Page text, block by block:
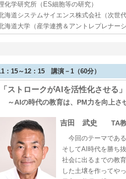
化学研究所（ES細胞等の研究）
海道システムサイエンス株式会社（次世
海道大学（産学連携＆アントレプレナーシ
：15～12：15 講演－1（60分）
「ストロークがAIを活性化させる」
～AIの時代の教育は、PM力を向上さ
吉田 武史 TA教
今回のテーマである
そしてAI時代を勝ち
社会に出るまでの教
した土壌を作ってや